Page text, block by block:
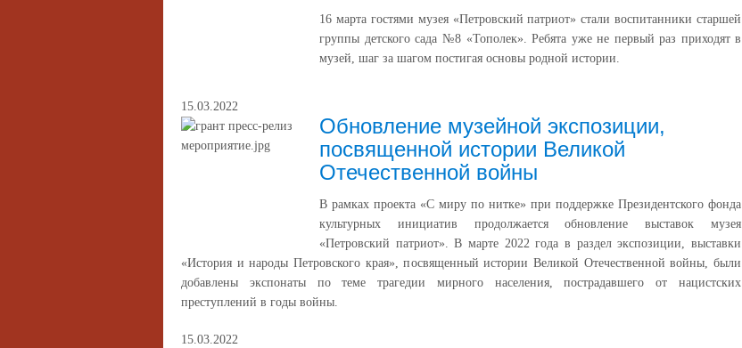
16 марта гостями музея «Петровский патриот» стали воспитанники старшей
группы детского сада №8 «Тополек». Ребята уже не первый раз приходят в
музей, шаг за шагом постигая основы родной истории.
15.03.2022
Обновление музейной экспозиции,
посвященной истории Великой
Отечественной войны
В рамках проекта «С миру по нитке» при поддержке Президентского фонда
культурных инициатив продолжается обновление выставок музея
«Петровский патриот». В марте 2022 года в раздел экспозиции, выставки
«История и народы Петровского края», посвященный истории Великой Отечественной войны, были
добавлены экспонаты по теме трагедии мирного населения, пострадавшего от нацистских
преступлений в годы войны.
15.03.2022